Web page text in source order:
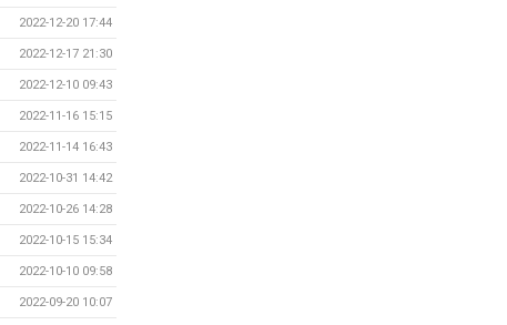
2022-12-20 17:44
2022-12-17 21:30
2022-12-10 09:43
2022-11-16 15:15
2022-11-14 16:43
2022-10-31 14:42
2022-10-26 14:28
2022-10-15 15:34
2022-10-10 09:58
2022-09-20 10:07